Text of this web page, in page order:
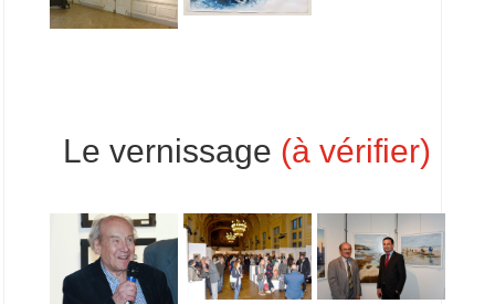
Le vernissage (à vérifier)